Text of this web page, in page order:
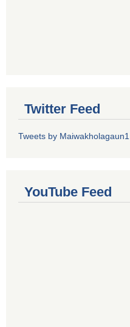
Twitter Feed
Tweets by Maiwakholagaun1
YouTube Feed